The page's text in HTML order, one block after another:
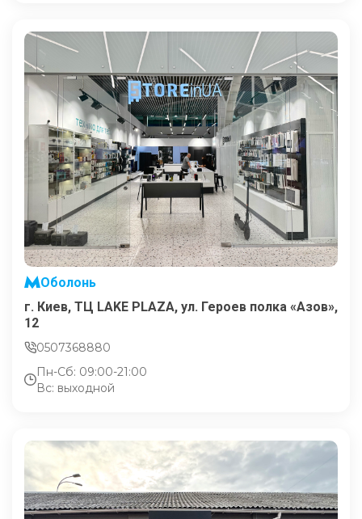
Оболонь
г. Киев, ТЦ LAKE PLAZA, ул. Героев полка «Азов»,
12
0507368880
Пн-Сб: 09:00-21:00
Вс: выходной